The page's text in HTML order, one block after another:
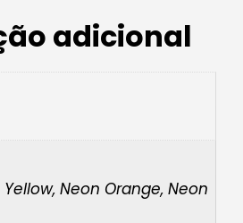
adicional
Neon Orange, Neon